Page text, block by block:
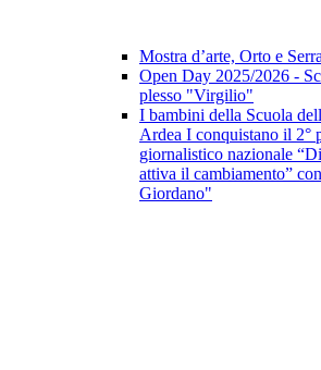
Mostra d’arte, Orto e
Open Day 2025/2026 -
plesso "Virgilio"
I bambini della Scuola
Ardea I conquistano il 2°
giornalistico nazionale
attiva il cambiamento”
Giordano"